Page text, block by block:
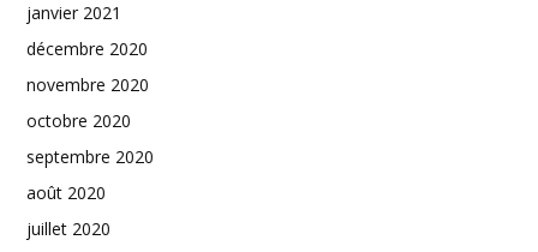
janvier 2021
décembre 2020
novembre 2020
octobre 2020
septembre 2020
août 2020
juillet 2020